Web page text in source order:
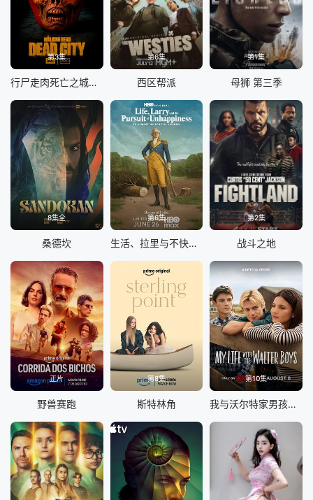
第3集
行尸走肉死亡之城第三季
第6集
西区帮派
第1集
母狮 第三季
8集全
桑德坎
第6集
生活、拉里与不快乐的追求：一部美国史
第2集
战斗之地
正片
野兽赛跑
第8集
斯特林角
第10集
我与沃尔特家男孩的生活 第三季